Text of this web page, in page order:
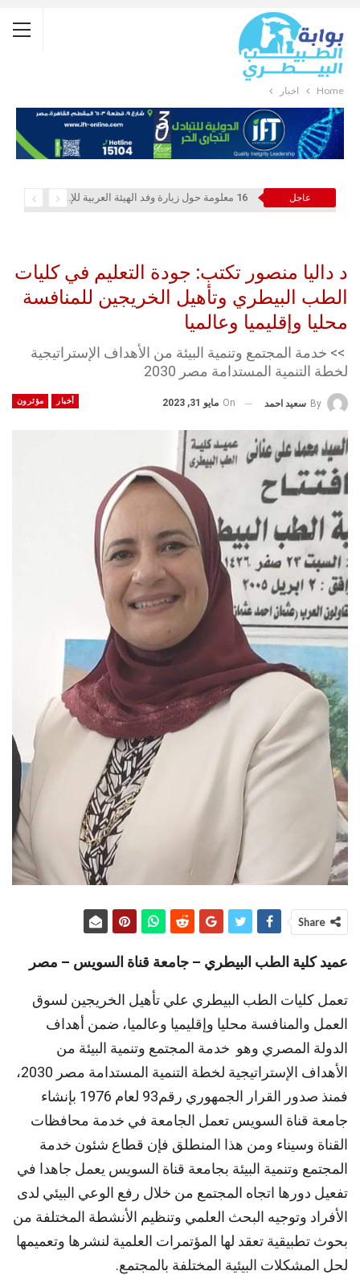
Home أخبار
عاجل 16 معلومة حول زيارة وفد الهيئة العربية للإستثمار والإنماء الزراعي إلي السعودية
د داليا منصور تكتب: جودة التعليم في كليات
الطب البيطري وتأهيل الخريجين للمنافسة
محليا وإقليميا وعالميا
>> خدمة المجتمع وتنمية البيئة من الأهداف الإستراتيجية
لخطة التنمية المستدامة مصر 2030
أخبار مؤثرون By سعيد احمد On مايو 31, 2023
Share
عميد كلية الطب البيطري – جامعة قناة السويس – مصر
تعمل كليات الطب البيطري علي تأهيل الخريجين لسوق
العمل والمنافسة محليا وإقليميا وعالميا، ضمن أهداف
الدولة المصري وهو خدمة المجتمع وتنمية البيئة من
الأهداف الإستراتيجية لخطة التنمية المستدامة مصر 2030،
فمنذ صدور القرار الجمهوري رقم93 لعام 1976 بإنشاء
جامعة قناة السويس تعمل الجامعة في خدمة محافظات
القناة وسيناء ومن هذا المنطلق فإن قطاع شئون خدمة
المجتمع وتنمية البيئة بجامعة قناة السويس يعمل جاهدا في
تفعيل دورها اتجاه المجتمع من خلال رفع الوعي البيئي لدى
الأفراد وتوجيه البحث العلمي وتنظيم الأنشطة المختلفة من
بحوث تطبيقية تعقد لها المؤتمرات العلمية لنشرها وتعميمها
لحل المشكلات البيئية المختلفة بالمجتمع.